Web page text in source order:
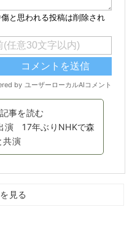
事を読む
演 17年ぶりNHKで森
共演
見る